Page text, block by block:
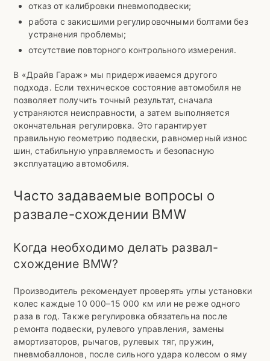
отказ от калибровки пневмоподвески;
работа с закисшими регулировочными болтами без
устранения проблемы;
отсутствие повторного контрольного измерения.
В «Драйв Гараж» мы придерживаемся другого
подхода. Если техническое состояние автомобиля не
позволяет получить точный результат, сначала
устраняются неисправности, а затем выполняется
окончательная регулировка. Это гарантирует
правильную геометрию подвески, равномерный износ
шин, стабильную управляемость и безопасную
эксплуатацию автомобиля.
Часто задаваемые вопросы о
развале-схождении BMW
Когда необходимо делать развал-
схождение BMW?
Производитель рекомендует проверять углы установки
колес каждые 10 000–15 000 км или не реже одного
раза в год. Также регулировка обязательна после
ремонта подвески, рулевого управления, замены
амортизаторов, рычагов, рулевых тяг, пружин,
пневмобаллонов, после сильного удара колесом о яму